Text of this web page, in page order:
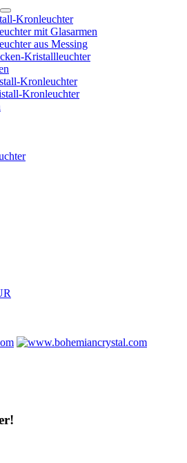
Kronleuchter
mit Glasarmen
aus Messing
Kristallleuchter
Kronleuchter
Kronleuchter